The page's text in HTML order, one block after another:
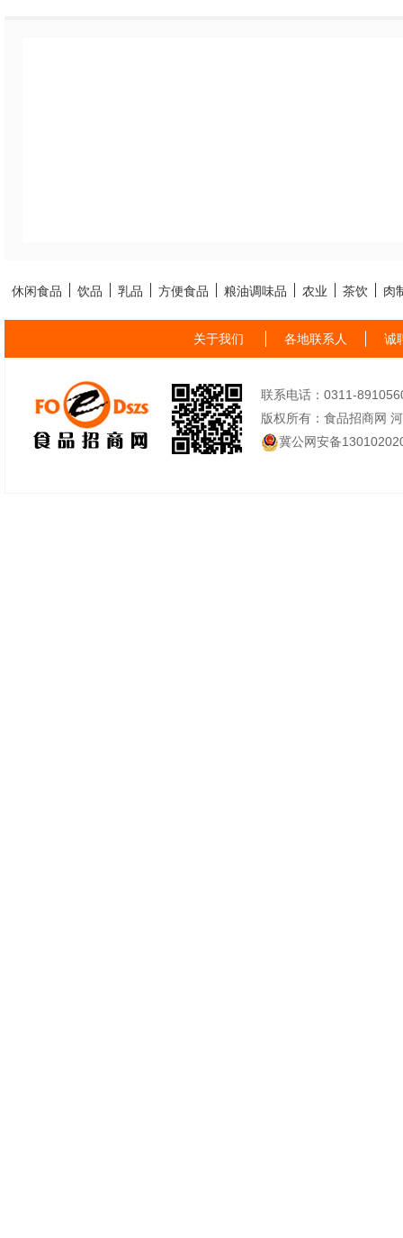
休闲食品 饮品 乳品 方便食品 粮油调味品 农业 茶饮 肉
关于我们 各地联系人 诚
联系电话：0311-
版权所有：食品招商网
冀公网安备